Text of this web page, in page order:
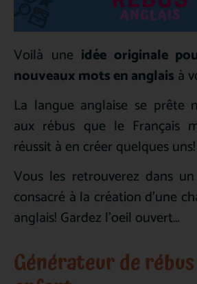
Voilà une idée originale
nouveaux mots en anglais à
La langue anglaise se prête
aux rébus que le Français
réussit à en créer quelques uns!
Vous les retrouverez dans
consacré à la création d’une
anglais! Gardez l’oeil ouvert…
Générateur de